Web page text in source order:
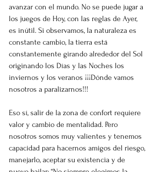
avanzar con el mundo. No se puede jugar a
los juegos de Hoy, con las reglas de Ayer,
es inútil. Si observamos, la naturaleza es
constante cambio, la tierra está
constantemente girando alrededor del Sol
originando los Días y las Noches los
inviernos y los veranos ¡¡¡Dónde vamos
nosotros a paralizarnos!!!
Eso sí, salir de la zona de confort requiere
valor y cambio de mentalidad. Pero
nosotros somos muy valientes y tenemos
capacidad para hacernos amigos del riesgo,
manejarlo, aceptar su existencia y de